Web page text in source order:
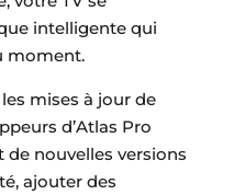
intelligente qui
moment.
mises à jour de
d’Atlas Pro
nouvelles versions
ajouter des